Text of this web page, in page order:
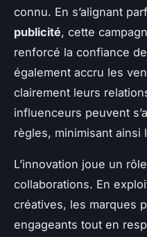
connu. En s’alignant
publicité, cette
renforcé la confiance
également accru les
clairement leurs
influenceurs peuvent
règles, minimisant ainsi
L’innovation joue un
collaborations. En
créatives, les marques
engageants tout en